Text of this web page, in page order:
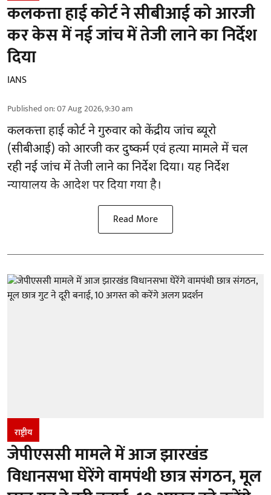
कलकत्ता हाई कोर्ट ने सीबीआई को आरजी
कर केस में नई जांच में तेजी लाने का निर्देश
दिया
IANS
Published on:07 Aug 2026, 9:30 am
कलकत्ता हाई कोर्ट ने गुरुवार को केंद्रीय जांच ब्यूरो
(सीबीआई) कोआरजी कर दुष्कर्म एवं हत्या मामलेमें चल
रही नई जांच में तेजी लाने का निर्देश दिया। यह निर्देश
न्यायालय के आदेश पर दिया गया है।
Read More
राष्ट्रीय
जेपीएससी मामले में आज झारखंड
विधानसभा घेरेंगे वामपंथी छात्र संगठन, मूल